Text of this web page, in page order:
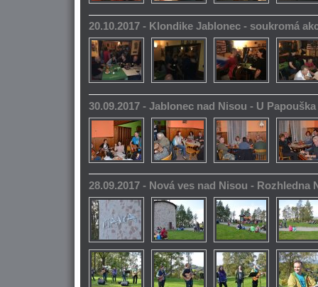
20.10.2017 - Klondike Jablonec - soukromá
30.09.2017 - Jablonec nad Nisou - U
28.09.2017 - Nová ves nad Nisou - Rozhledna